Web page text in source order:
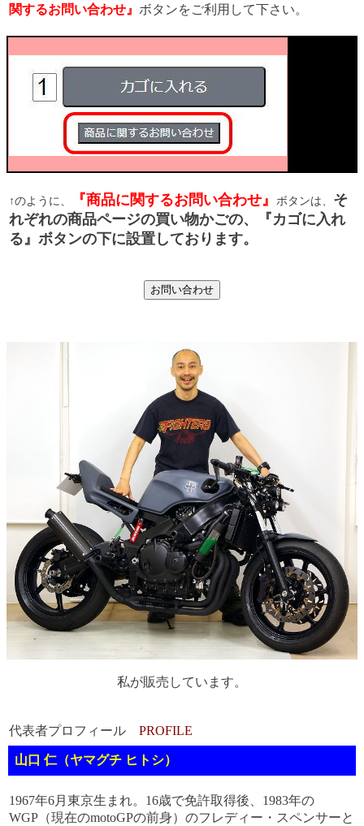
関するお問い合わせ』 ボタンをご利用して下さい。
↑のように、 『商品に関するお問い合わせ』 ボタンは、 そ
れぞれの商品ページの買い物かごの、『カゴに入れ
る』ボタンの下に設置しております。
私が販売しています。
代表者プロフィール PROFILE
山口 仁（ヤマグチ ヒトシ）
1967年6月東京生まれ。16歳で免許取得後、1983年の
WGP（現在のmotoGPの前身）のフレディー・スペンサーと